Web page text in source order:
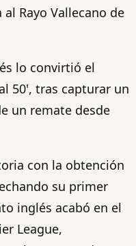
Rayo Vallecano de
lo convirtió el
50', tras capturar un
un remate desde
con la obtención
su primer
inglés acabó en el
League,